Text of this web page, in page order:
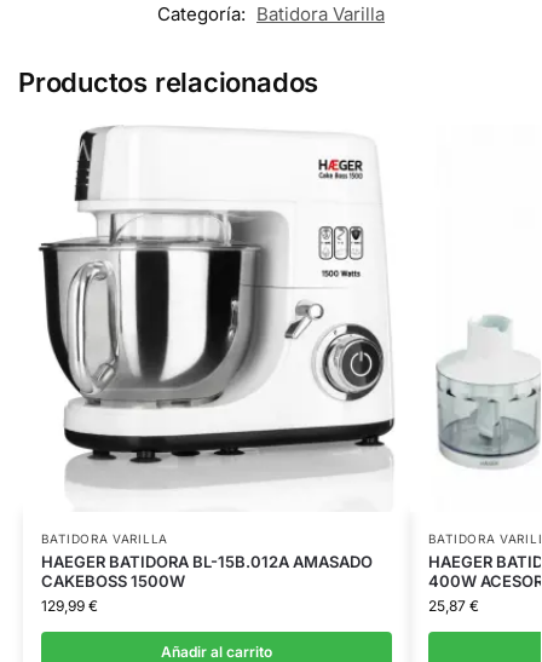
Categoría: Batidora Varilla
Productos relacionados
BATIDORA VARILLA
HAEGER BATIDORA BL-15B.012A AMASADO
CAKEBOSS 1500W
129,99 €
Añadir al carrito
BATIDORA
HAEGER
400W
25,87 €